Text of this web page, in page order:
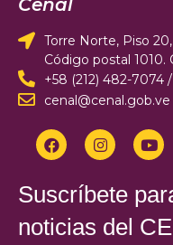
Cenal
Torre Norte, Piso
Código postal 1010.
+58 (212) 482-7074
cenal@cenal.gob.ve
Suscríbete
noticias del